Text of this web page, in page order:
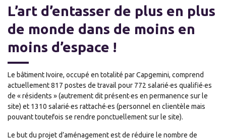
L’art d’entasser de plus en plus
de monde dans de moins en
moins d’espace !
Le bâtiment Ivoire, occupé en totalité par Capgemini, comprend
actuellement 817 postes de travail pour 772 salarié·es qualifié·es
de « résidents » (autrement dit présent·es en permanence sur le
site) et 1310 salarié·es rattaché·es (personnel en clientèle mais
pouvant toutefois se rendre ponctuellement sur le site).
Le but du projet d’aménagement est de réduire le nombre de